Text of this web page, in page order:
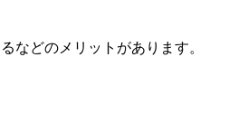
などのメリットがあります。